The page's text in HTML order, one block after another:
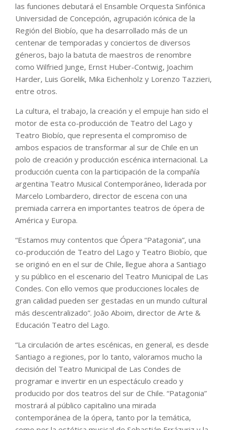
las funciones debutará el Ensamble Orquesta Sinfónica
Universidad de Concepción, agrupación icónica de la
Región del Biobío, que ha desarrollado más de un
centenar de temporadas y conciertos de diversos
géneros, bajo la batuta de maestros de renombre
como Wilfried Junge, Ernst Huber-Contwig, Joachim
Harder, Luis Gorelik, Mika Eichenholz y Lorenzo Tazzieri,
entre otros.
La cultura, el trabajo, la creación y el empuje han sido el
motor de esta co-producción de Teatro del Lago y
Teatro Biobío, que representa el compromiso de
ambos espacios de transformar al sur de Chile en un
polo de creación y producción escénica internacional. La
producción cuenta con la participación de la compañía
argentina Teatro Musical Contemporáneo, liderada por
Marcelo Lombardero, director de escena con una
premiada carrera en importantes teatros de ópera de
América y Europa.
“Estamos muy contentos que Ópera “Patagonia”, una
co-producción de Teatro del Lago y Teatro Biobío, que
se originó en en el sur de Chile, llegue ahora a Santiago
y su público en el escenario del Teatro Municipal de Las
Condes. Con ello vemos que producciones locales de
gran calidad pueden ser gestadas en un mundo cultural
más descentralizado”. João Aboim, director de Arte &
Educación Teatro del Lago.
“La circulación de artes escénicas, en general, es desde
Santiago a regiones, por lo tanto, valoramos mucho la
decisión del Teatro Municipal de Las Condes de
programar e invertir en un espectáculo creado y
producido por dos teatros del sur de Chile. “Patagonia”
mostrará al público capitalino una mirada
contemporánea de la ópera, tanto por la temática,